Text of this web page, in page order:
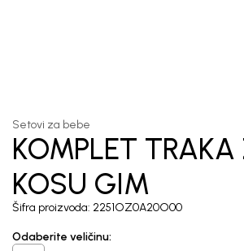
Setovi za bebe
KOMPLET
KOSU GIM
Šifra proizvoda: 2251OZ0A20O00
Odaberite veličinu: